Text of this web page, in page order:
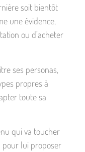
soit bientôt
une évidence,
ou d’acheter
ses personas,
propres à
toute sa
qui va toucher
pour lui proposer